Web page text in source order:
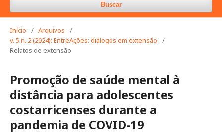
Buscar
Início / Arquivos
/
v. 5 n. 2 (2024): EntreAções: diálogos em extensão
/
Relatos de extensão
Promoção de saúde mental à
distância para adolescentes
costarricenses durante a
pandemia de COVID-19